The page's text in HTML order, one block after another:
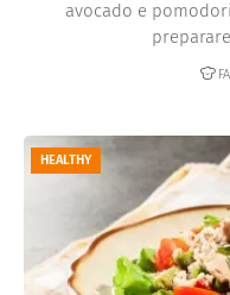
avocado e
HEALTHY